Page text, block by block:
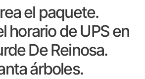
el paquete.
horario de UPS en
De Reinosa.
árboles.